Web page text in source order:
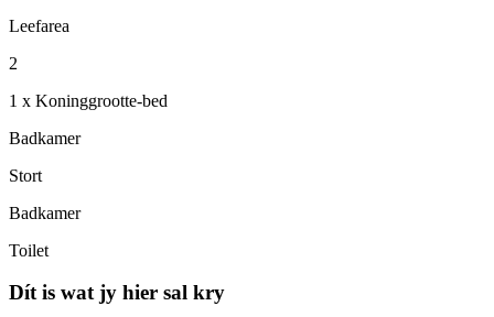
Leefarea
2
1 x Koninggrootte-bed
Badkamer
Stort
Badkamer
Toilet
Dít is wat jy hier sal kry